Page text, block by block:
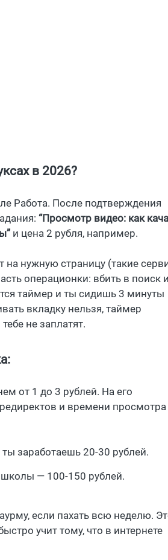
в 2026?
Работа. После подтверждения
“Просмотр видео: как
и цена 2 рубля, например.
на нужную страницу (такие
операционки: вбить в поиск
таймер и ты сидишь 3 минуты
вкладку нельзя, таймер
не заплатят.
от 1 до 3 рублей. На его
и времени просмотра
заработаешь 20-30 рублей.
школы — 100-150 рублей.
если пахать всю неделю.
учит тому, что в интернете